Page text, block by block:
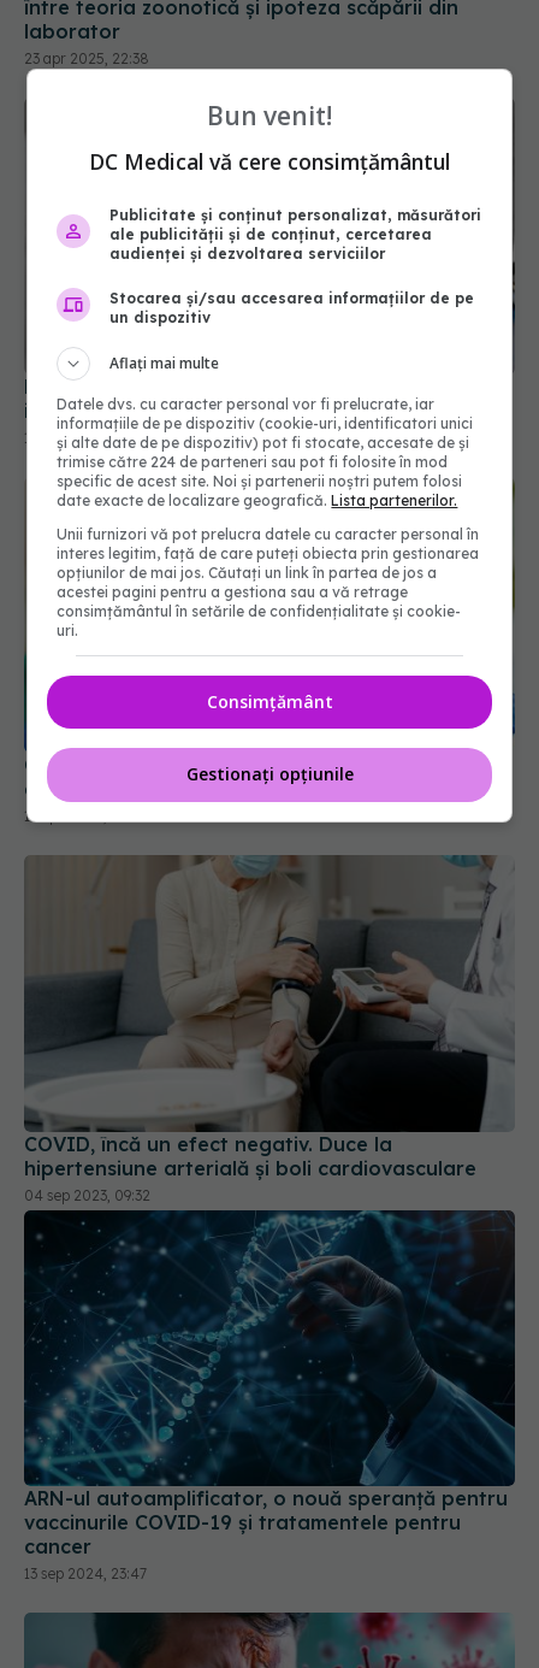
Long-COVID, subdiagnosticat. Simptomele
infecției pe termen lung, ignorate
18 aug 2024, 13:32
Cum au fost afectați diabeticii de COVID. Ce s-a
aflat abia acum
COVID, încă un efect negativ. Duce la
hipertensiune arterială și boli cardiovasculare
04 sep 2023, 09:32
ARN-ul autoamplificator, o nouă speranță pentru
vaccinurile COVID-19 și tratamentele pentru
cancer
13 sep 2024, 23:47
Bun venit!
DC Medical vă cere consimțământul
Publicitate și conținut personalizat, măsurători
ale publicității și de conținut, cercetarea
audienței și dezvoltarea serviciilor
Stocarea și/sau accesarea informațiilor de pe
un dispozitiv
Aflați mai multe
Datele dvs. cu caracter personal vor fi prelucrate, iar
informațiile de pe dispozitiv (cookie-uri, identificatori unici
și alte date de pe dispozitiv) pot fi stocate, accesate de și
trimise către 224 de parteneri sau pot fi folosite în mod
specific de acest site. Noi și partenerii noștri putem folosi
date exacte de localizare geografică.Lista partenerilor.
Unii furnizori vă pot prelucra datele cu caracter personal în
interes legitim, față de care puteți obiecta prin gestionarea
opțiunilor de mai jos. Căutați un link în partea de jos a
acestei pagini pentru a gestiona sau a vă retrage
consimțământul în setările de confidențialitate și cookie-
uri.
Consimțământ
Gestionați opțiunile